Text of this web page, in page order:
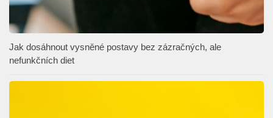
Jak dosáhnout vysněné postavy bez zázračných, ale
nefunkčních diet